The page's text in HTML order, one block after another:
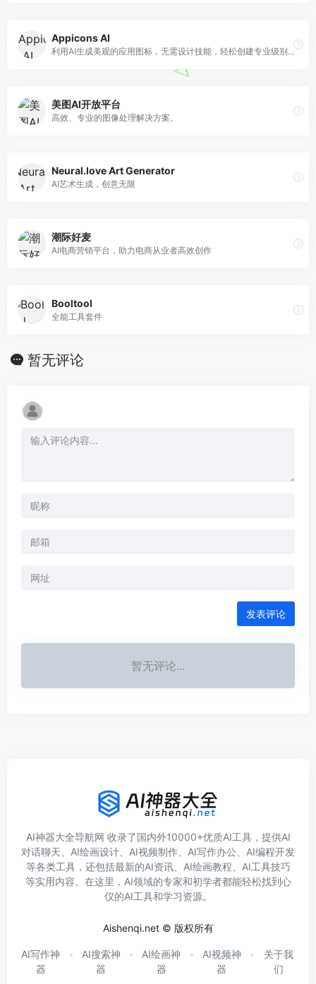
Appicons AI
利用AI生成美观的应用图标，无需设计技能，轻松创建专业级别的图标。
美图AI开放平台
高效、专业的图像处理解决方案。
Neural.love Art Generator
AI艺术生成，创意无限
潮际好麦
AI电商营销平台，助力电商从业者高效创作
Booltool
全能工具套件
暂无评论
发表评论
暂无评论...
AI神器大全导航网 收录了国内外10000+优质AI工具，提供AI
对话聊天、AI绘画设计、AI视频制作、AI写作办公、AI编程开发
等各类工具，还包括最新的AI资讯、AI绘画教程、AI工具技巧
等实用内容。在这里，AI领域的专家和初学者都能轻松找到心
仪的AI工具和学习资源。
Aishenqi.net © 版权所有
AI写作神
器
AI搜索神
器
AI绘画神
器
AI视频神
器
关于我
们